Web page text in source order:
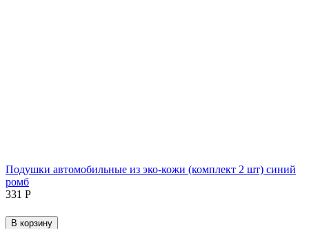
Подушки автомобильные из эко-кожи (комплект 2 шт) синий
ромб
‍331‍ Р
В корзину